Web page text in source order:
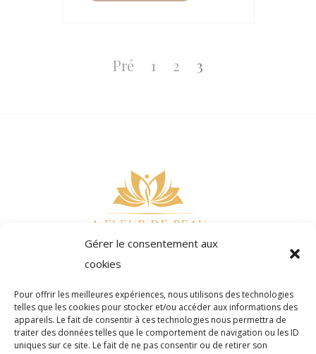
Gérer le consentement aux
cookies
Pour offrir les meilleures expériences, nous utilisons des technologies
telles que les cookies pour stocker et/ou accéder aux informations des
appareils. Le fait de consentir à ces technologies nous permettra de
traiter des données telles que le comportement de navigation ou les ID
uniques sur ce site. Le fait de ne pas consentir ou de retirer son
publications
Pré Page
1 Page
2 Page
3
Réserver Offrir